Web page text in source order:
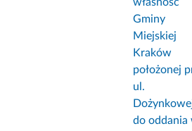
Gminy
Miejskiej
Kraków
położonej
ul.
do oddania